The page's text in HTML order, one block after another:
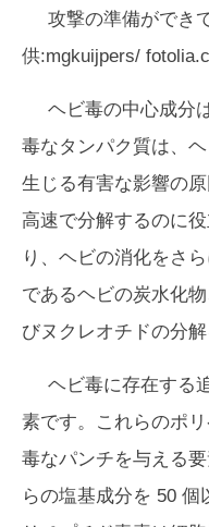
攻撃の準備ができ
供:mgkuijpers/
ヘビ毒の中心成分
毒なタンパク質は、
生じる有害な影響の
高速で分解するのに
り、ヘビの消化をさ
であるヘビの炭水化
びヌクレオチドの分解
ヘビ毒に存在する
素です。これらのポ
毒なパンチを与える
らの塩基成分を 50